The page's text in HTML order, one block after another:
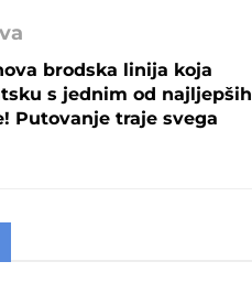
brodska linija koja
s jednim od najljepših
Putovanje traje svega